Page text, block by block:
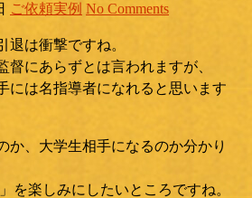
ご依頼実例 No Comments
退は衝撃ですね。
督にあらずとは言われますが、
には名指導者になれると思います
か、大学生相手になるのか分かり
を楽しみにしたいところですね。